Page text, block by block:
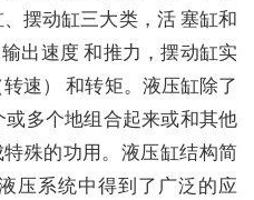
摆动缸三大类，活 塞缸和
出速度 和推力，摆动缸实
速） 和转矩。液压缸除了
多个地组合起来或和其他
殊的功用。液压缸结构简
压系统中得到了广泛的应